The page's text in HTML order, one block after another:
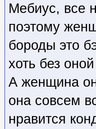
Мебиус, все
поэтому
бороды это
хоть без
А женщина
она совсем
нравится